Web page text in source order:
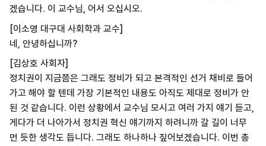
겠습니다. 이 교수님, 어서 오십시오.
[이소영 대구대 사회학과 교수]
네, 안녕하십니까?
[김상호 사회자]
정치권이 지금쯤은 그래도 정비가 되고 본격적인 선거 채비로 들어
가고 해야 할 텐데 가장 기본적인 내용도 아직도 제대로 정비가 안
된 것 같습니다. 이런 상황에서 교수님 모시고 여러 가지 얘기 듣고,
게다가 더 나아가서 정치권 혁신 얘기까지 하려니까 갈 길이 너무
먼 듯한 생각도 듭니다. 그래도 하나하나 짚어보겠습니다. 이번 총